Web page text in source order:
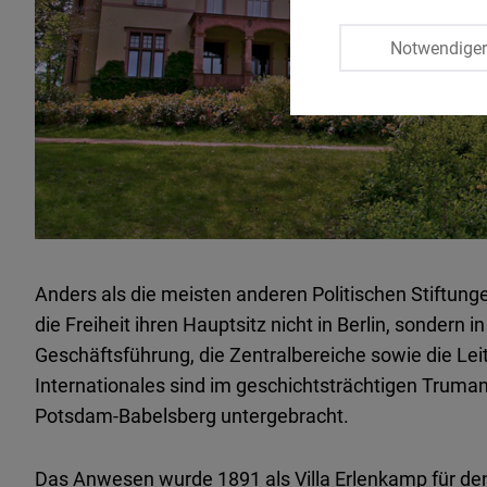
Anders als die meisten anderen Politischen
die Freiheit ihren Hauptsitz nicht in Berlin, sondern
Geschäftsführung, die Zentralbereiche sowie die
Internationales sind im geschichtsträchtigen
Potsdam-Babelsberg untergebracht.
Das Anwesen wurde 1891 als Villa Erlenkamp für